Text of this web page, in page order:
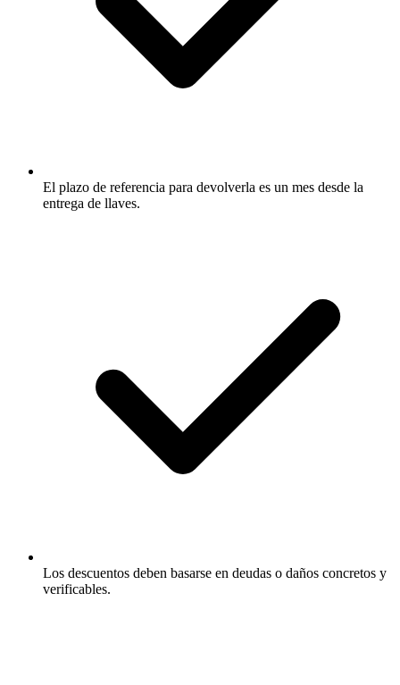
El plazo de referencia para devolverla es un mes desde la
entrega de llaves.
Los descuentos deben basarse en deudas o daños concretos y
verificables.